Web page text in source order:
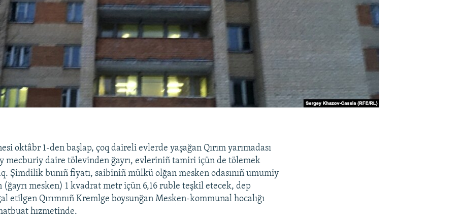
oktâbr 1-den başlap, çoq daireli evlerde yaşağan Qırım yarımadası
mecburiy daire tölevinden ğayrı, evleriniñ tamiri içün de tölemek
Şimdilik bunıñ fiyatı, saibiniñ mülkü olğan mesken odasınıñ umumiy
(ğayrı mesken) 1 kvadrat metr içün 6,16 ruble teşkil etecek, dep
etilgen Qırımnıñ Kremlge boysunğan Mesken-kommunal hocalığı
hızmetinde.